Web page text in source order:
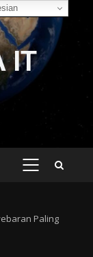
IT
PRIMARY
Paling